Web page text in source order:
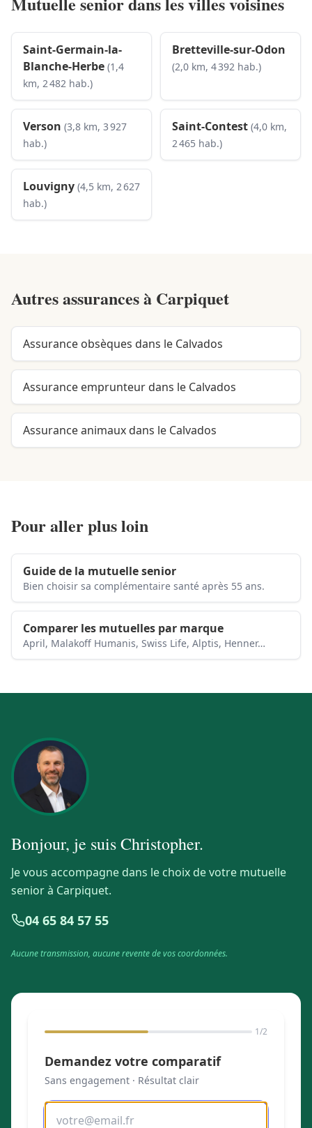
Saint-Germain-la-
Blanche-Herbe (1,4
km, 2 482 hab.)
Bretteville-sur-Odon
(2,0 km, 4 392 hab.)
Verson (3,8 km, 3 927
hab.)
Saint-Contest (4,0 km,
2 465 hab.)
Louvigny (4,5 km, 2 627
hab.)
Autres assurances à Carpiquet
Assurance obsèques dans le Calvados
Assurance emprunteur dans le Calvados
Assurance animaux dans le Calvados
Pour aller plus loin
Guide de la mutuelle senior
Bien choisir sa complémentaire santé après 55 ans.
Comparer les mutuelles par marque
April, Malakoff Humanis, Swiss Life, Alptis, Henner…
Bonjour, je suisChristopher.
Je vous accompagne dans le choix de votre mutuelle
senior à Carpiquet.
04 65 84 57 55
Aucune transmission, aucune revente de vos coordonnées.
1/2
Demandez votre comparatif
Sans engagement · Résultat clair